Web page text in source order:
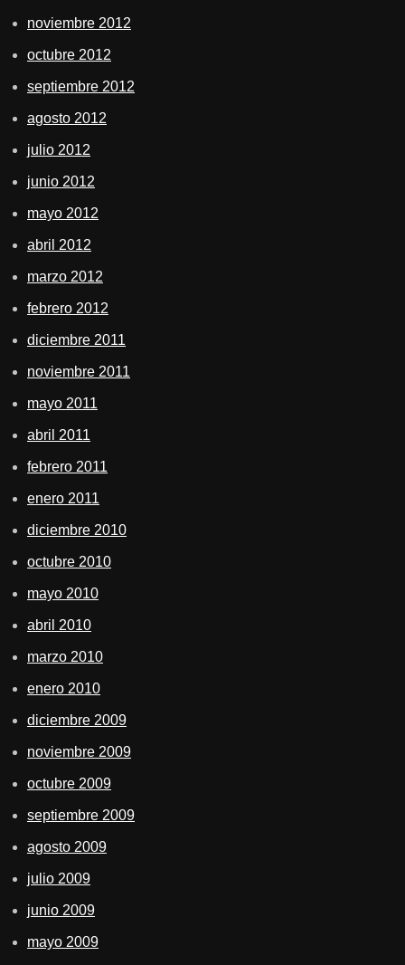
noviembre 2012
octubre 2012
septiembre 2012
agosto 2012
julio 2012
junio 2012
mayo 2012
abril 2012
marzo 2012
febrero 2012
diciembre 2011
noviembre 2011
mayo 2011
abril 2011
febrero 2011
enero 2011
diciembre 2010
octubre 2010
mayo 2010
abril 2010
marzo 2010
enero 2010
diciembre 2009
noviembre 2009
octubre 2009
septiembre 2009
agosto 2009
julio 2009
junio 2009
mayo 2009